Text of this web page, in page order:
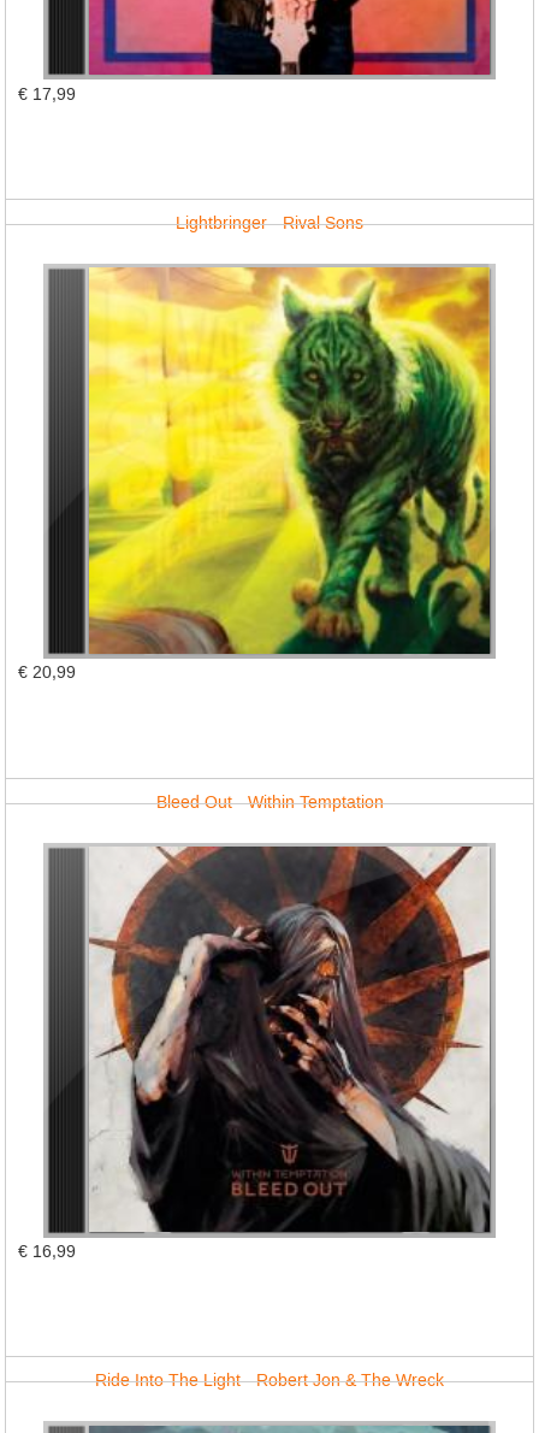
€ 17,99
Lightbringer - Rival Sons
€ 20,99
Bleed Out - Within Temptation
€ 16,99
Ride Into The Light - Robert Jon & The Wreck